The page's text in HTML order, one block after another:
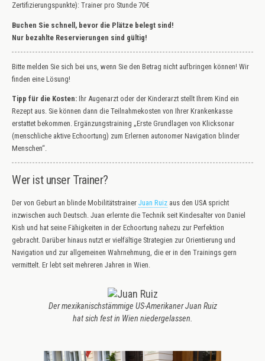
Zertifizierungspunkte): Trainer pro Stunde 70€
Buchen Sie schnell, bevor die Plätze belegt sind!
Nur bezahlte Reservierungen sind gültig!
Bitte melden Sie sich bei uns, wenn Sie den Betrag nicht aufbringen können! Wir
finden eine Lösung!
Tipp für die Kosten: Ihr Augenarzt oder der Kinderarzt stellt Ihrem Kind ein
Rezept aus. Sie können dann die Teilnahmekosten von Ihrer Krankenkasse
erstattet bekommen. Ergänzungstraining „Erste Grundlagen von Klicksonar
(menschliche aktive Echoortung) zum Erlernen autonomer Navigation blinder
Menschen“.
Wer ist unser Trainer?
Der von Geburt an blinde Mobilitätstrainer Juan Ruiz aus den USA spricht
inzwischen auch Deutsch. Juan erlernte die Technik seit Kindesalter von Daniel
Kish und hat seine Fähigkeiten in der Echoortung nahezu zur Perfektion
gebracht. Darüber hinaus nutzt er vielfältige Strategien zur Orientierung und
Navigation und zur allgemeinen Wahrnehmung, die er in den Trainings gern
vermittelt. Er lebt seit mehreren Jahren in Wien.
Der mexikanischstämmige US-Amerikaner Juan Ruiz
hat sich fest in Wien niedergelassen.